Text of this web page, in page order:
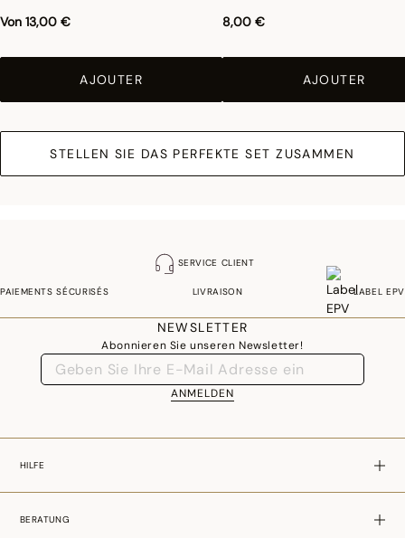
Von 13,00 €
AJOUTER
8,00 €
AJOUTER
STELLEN SIE DAS PERFEKTE SET ZUSAMMEN
SERVICE CLIENT
PAIEMENTS SÉCURISÉS LIVRAISON LABEL EPV
NEWSLETTER
Abonnieren Sie unseren Newsletter!
ANMELDEN
HILFE
BERATUNG